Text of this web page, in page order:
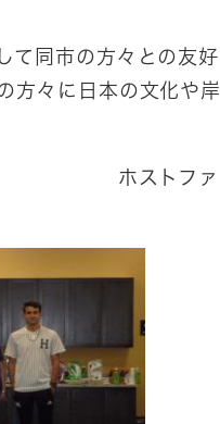
て同市の方々との友好
方々に日本の文化や岸
ストファ